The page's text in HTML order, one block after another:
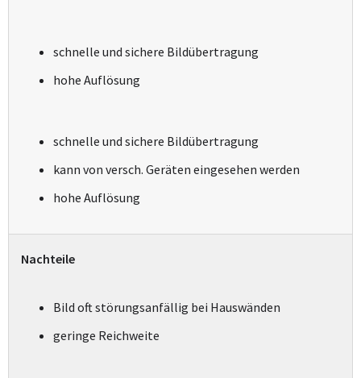
schnelle und sichere Bildübertragung
hohe Auflösung
schnelle und sichere Bildübertragung
kann von versch. Geräten eingesehen werden
hohe Auflösung
Nachteile
Bild oft störungsanfällig bei Hauswänden
geringe Reichweite